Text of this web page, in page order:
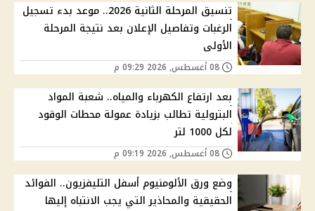
تنسيق المرحلة الثانية 2026.. موعد بدء تسجيل
الرغبات وتفاصيل الإعلان بعد نتيجة المرحلة
الأولى
بعد ارتفاع الكهرباء والمياه.. شعبة المواد
البترولية تطالب بزيادة عمولة محطات الوقود
لكل 1000 لتر
وضع ورق الألومنيوم أسفل التليفزيون.. الفوائد
الحقيقية والمحاذير التي يجب الانتباه إليها